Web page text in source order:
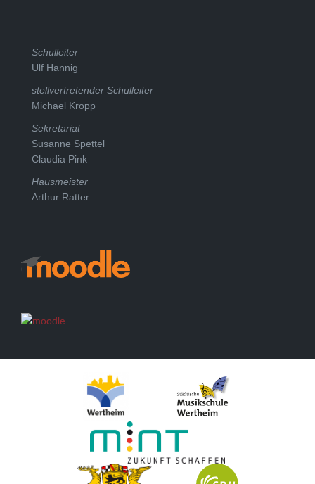
Schulleiter
Ulf Hannig
stellvertretender Schulleiter
Michael Kropp
Sekretariat
Susanne Spettel
Claudia Pink
Hausmeister
Arthur Ratter